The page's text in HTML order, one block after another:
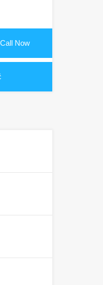
Call Now